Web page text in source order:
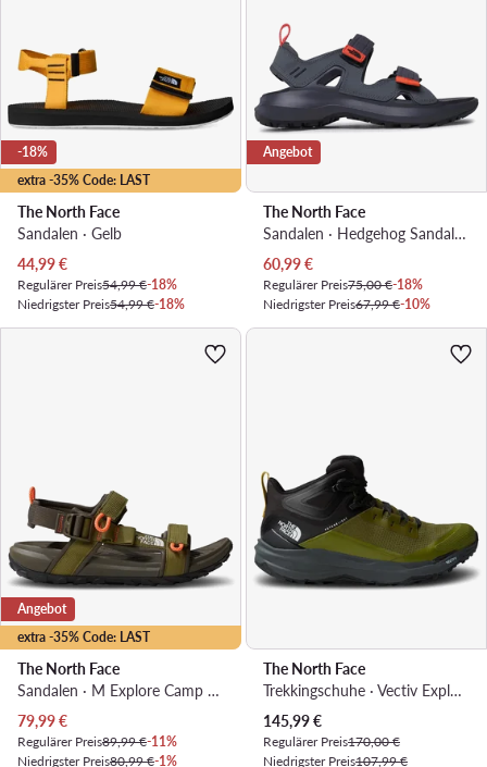
extra -35% Code: LAST
-18%
The North Face
Sandalen · Gelb
Aktueller Preis
44,99€
Regulärer Preis54,99 €-18%
Niedrigster Preis54,99 €-18%
Angebot
The North Face
Sandalen · Hedgehog Sandal III NF0A46BHIGP1-070 · Grau
Aktueller Preis
60,99€
Regulärer Preis75,00 €-18%
Niedrigster Preis67,99 €-10%
extra -35% Code: LAST
Angebot
The North Face
Sandalen · M Explore Camp Sandal NF0A8A8XV2I1 · Khakifarben
Aktueller Preis
79,99€
Regulärer Preis89,99 €-11%
Niedrigster Preis80,99 €-1%
The North Face
Trekkingschuhe · Vectiv Exploris 2 Mid NF0A7W6ARMO1 · Grün
Aktueller Preis
145,99€
Regulärer Preis170,00 €
Niedrigster Preis107,99 €